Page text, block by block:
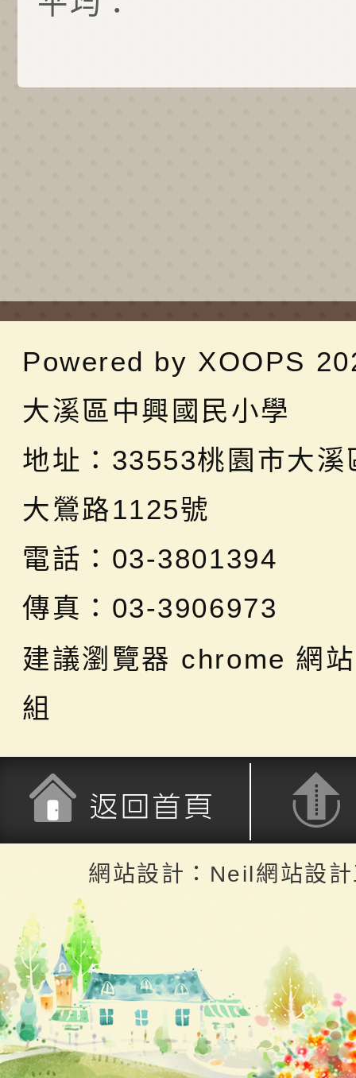
Powered by XOOPS
大溪區中興國民小學
地址： 33553桃園市大溪
大鶯路1125號
電話：03-3801394
傳真：03-3906973
建議瀏覽器 chrome 網
組
返回頂端
網站設計：Neil網站設